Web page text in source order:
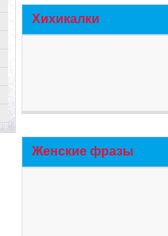
Хихикалки
Женские фразы